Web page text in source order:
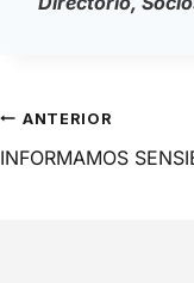
ANTERIOR
INFORMAMOS